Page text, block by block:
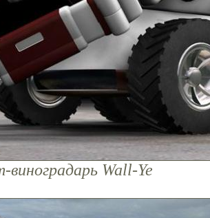
виноградарь Wall-Ye